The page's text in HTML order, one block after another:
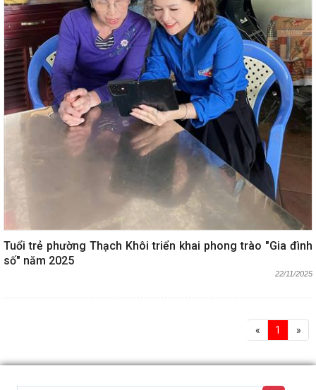
Tuổi trẻ phường Thạch Khôi triển khai phong trào "Gia đình
số" năm 2025
22/11/2025
« 1 »